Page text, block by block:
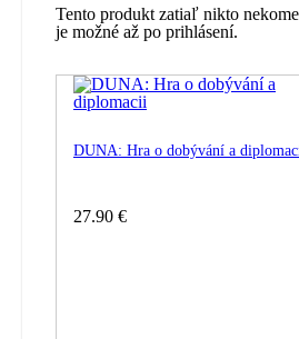
Tento produkt zatiaľ nikto
je možné až po prihlásení.
DUNA: Hra o dobývání a
27.90 €